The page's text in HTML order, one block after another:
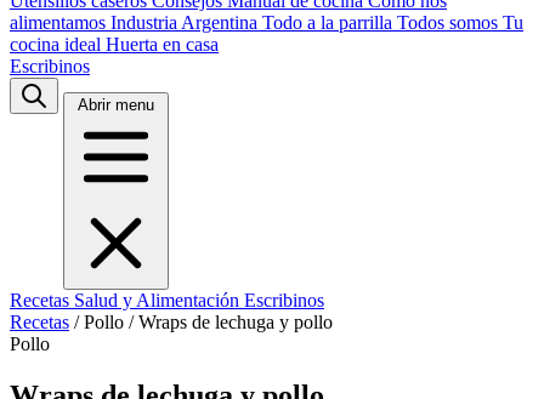
alimentamos Industria Argentina Todo a la parrilla Todos somos Tu
cocina ideal Huerta en casa
Escribinos
Abrir menu
Recetas Salud y Alimentación Escribinos
Recetas / Pollo / Wraps de lechuga y pollo
Pollo